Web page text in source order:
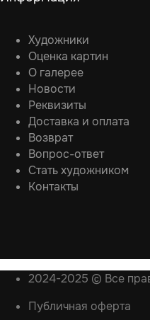
Художники
Оценка картин
О галерее
Новости
Реквизиты
Доставка и оплата
Возврат
Вопрос-ответ
Стать художником
Контакты
2024-2025 © Все
Публичная оферта